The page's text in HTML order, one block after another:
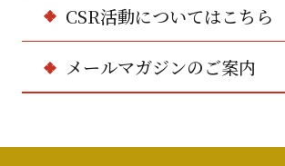
CSR活動についてはこちら
メールマガジンのご案内